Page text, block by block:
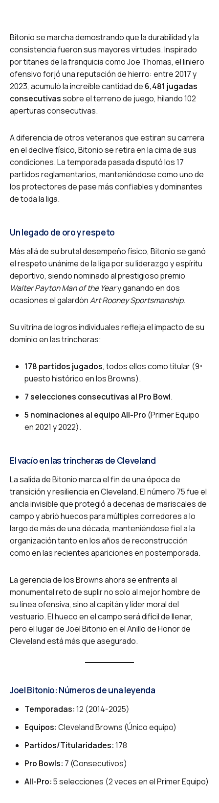
Bitonio se marcha demostrando que la durabilidad y la
consistencia fueron sus mayores virtudes. Inspirado
por titanes de la franquicia como Joe Thomas, el liniero
ofensivo forjó una reputación de hierro: entre 2017 y
2023, acumuló la increíble cantidad de 6,481 jugadas
consecutivassobre el terreno de juego, hilando 102
aperturas consecutivas.
A diferencia de otros veteranos que estiran su carrera
en el declive físico, Bitonio se retira en la cima de sus
condiciones. La temporada pasada disputó los 17
partidos reglamentarios, manteniéndose como uno de
los protectores de pase más confiables y dominantes
de toda la liga.
Un legado de oro y respeto
Más allá de su brutal desempeño físico, Bitonio se ganó
el respeto unánime de la liga por su liderazgo y espíritu
deportivo, siendo nominado al prestigioso premio
Walter Payton Man of the Yeary ganando en dos
ocasiones el galardónArt Rooney Sportsmanship.
Su vitrina de logros individuales refleja el impacto de su
dominio en las trincheras:
178 partidos jugados, todos ellos como titular (9º
puesto histórico en los Browns).
7 selecciones consecutivas al Pro Bowl.
5 nominaciones al equipo All-Pro (Primer Equipo
en 2021 y 2022).
El vacío en las trincheras de Cleveland
La salida de Bitonio marca el fin de una época de
transición y resiliencia en Cleveland. El número 75 fue el
ancla invisible que protegió a decenas de mariscales de
campo y abrió huecos para múltiples corredores a lo
largo de más de una década, manteniéndose fiel a la
organización tanto en los años de reconstrucción
como en las recientes apariciones en postemporada.
La gerencia de los Browns ahora se enfrenta al
monumental reto de suplir no solo al mejor hombre de
su línea ofensiva, sino al capitán y líder moral del
vestuario. El hueco en el campo será difícil de llenar,
pero el lugar de Joel Bitonio en el Anillo de Honor de
Cleveland está más que asegurado.
Joel Bitonio: Números de una leyenda
Temporadas:12 (2014-2025)
Equipos:Cleveland Browns (Único equipo)
Partidos/Titularidades:178
Pro Bowls: 7 (Consecutivos)
All-Pro:5 selecciones (2 veces en el Primer Equipo)